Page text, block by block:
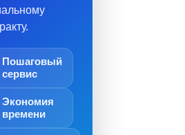
Пошаговый
сервис
Экономия
времени